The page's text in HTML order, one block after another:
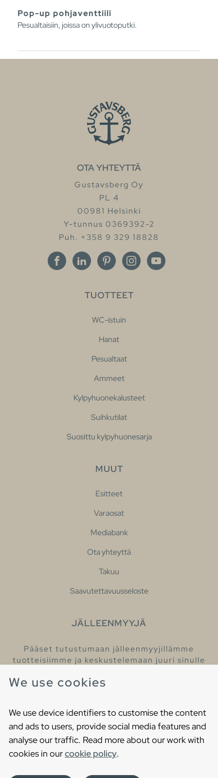
We use cookies
We use device identifiers to customise the content
and ads to users, provide social media features and
analyse our traffic. Read more about our work with
cookies in ourcookie policy.
Pop-up pohjaventtiili
Pesualtaisiin, joissa on ylivuotoputki.
OTA YHTEYTTÄ
Gustavsberg Oy
PL 4
00981 Helsinki
Y-tunnus 0369392-2
Puh. +358 9 329 18828
TUOTTEET
WC-istuin
Hanat
Pesualtaat
Ammeet
Kylpyhuonekalusteet
Suihkutilat
Suosittu kylpyhuonesarja
MUUT
Esitteet
Varaosat
Mediabank
Ota yhteyttä
Takuu
Saavutettavuusseloste
JÄLLEENMYYJÄ
Pääset tutustumaan jälleenmyyjillämme
tuotteisiimme ja keskustelemaan juuri sinulle